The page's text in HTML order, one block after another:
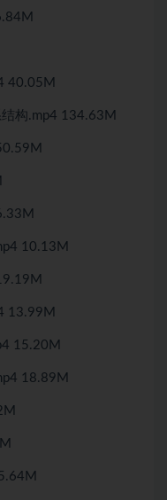
40.05M
构.mp4 134.63M
10.13M
13.99M
15.20M
18.89M